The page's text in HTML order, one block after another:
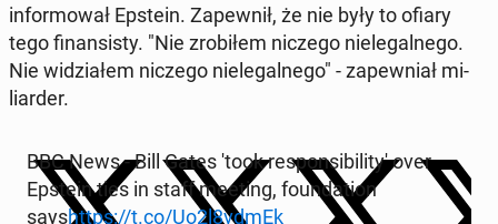
in­for­mo­wał Epstein. Za­pew­nił, że nie były to ofiary
tego fi­nan­si­sty. "Nie zro­bi­łem niczego nie­le­gal­ne­go.
Nie wi­dzia­łem niczego nie­le­gal­ne­go" - za­pew­niał mi­
liar­der.
BBC News - Bill Gates 'took re­spon­si­bi­li­ty' over
Epstein ties in staff meeting, fo­un­da­tion
sayshttps://t.co/Uo2l8vdmEk